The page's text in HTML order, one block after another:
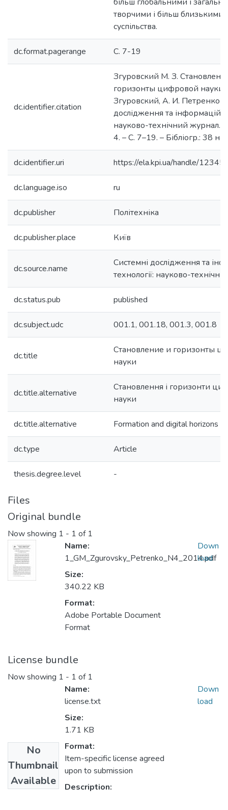
творчими і більш близькими
суспільства.
dc.format.pagerange C. 7-19
dc.identifier.citation
Згуровский М. З.
горизонты цифровой науки
Згуровский, А. И. Петренко //
дослідження та інформаційні
науково-технічний журнал.
4. – С. 7–19. – Бібліогр.: 38
dc.identifier.uri https://ela.kpi.ua/handle/
dc.language.iso ru
dc.publisher Політехніка
dc.publisher.place Київ
dc.source.name
Системні дослідження та
технології: науково-
dc.status.pub published
dc.subject.udc 001.1, 001.18, 001.3, 001.8
dc.title
Становление и горизонты
науки
dc.title.alternative
Становлення і горизонти
науки
dc.title.alternative Formation and digital horizons
dc.type Article
thesis.degree.level -
Files
Original bundle
Now showing 1 - 1 of 1
Name:
1_GM_Zgurovsky_Petrenko_N4_2014.pdf
Size:
340.22 KB
Format:
Adobe Portable Document
Format
Down
load
License bundle
Now showing 1 - 1 of 1
No
Thumbnail
Available
Name:
license.txt
Size:
1.71 KB
Format:
Item-specific license agreed
upon to submission
Description:
Down
load